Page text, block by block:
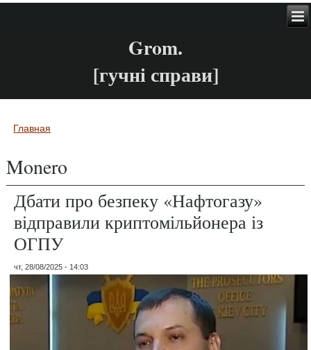
Grom.
[гучні справи]
Вы здесь
Главная
Monero
Дбати про безпеку «Нафтогазу»
відправили криптомільйонера із
ОГПУ
чт, 28/08/2025 - 14:03